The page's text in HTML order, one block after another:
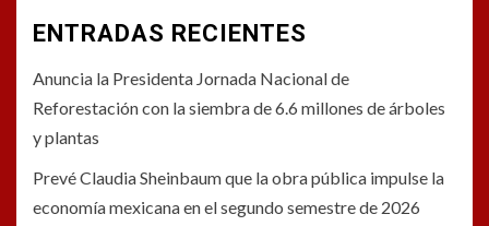
ENTRADAS RECIENTES
Anuncia la Presidenta Jornada Nacional de
Reforestación con la siembra de 6.6 millones de árboles
y plantas
Prevé Claudia Sheinbaum que la obra pública impulse la
economía mexicana en el segundo semestre de 2026